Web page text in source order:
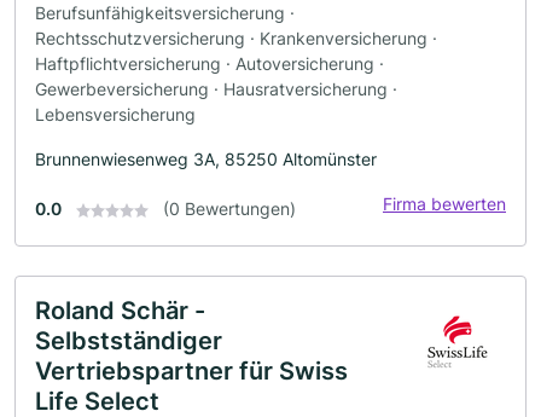
Berufsunfähigkeitsversicherung ·
Rechtsschutzversicherung · Krankenversicherung ·
Haftpflichtversicherung · Autoversicherung ·
Gewerbeversicherung · Hausratversicherung ·
Lebensversicherung
Brunnenwiesenweg 3A, 85250 Altomünster
0.0 (0 Bewertungen) Firma bewerten
Roland Schär -
Selbstständiger
Vertriebspartner für Swiss
Life Select